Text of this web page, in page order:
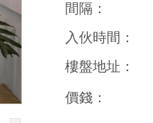
間隔：
入伙時間：
樓盤地址：
價錢：